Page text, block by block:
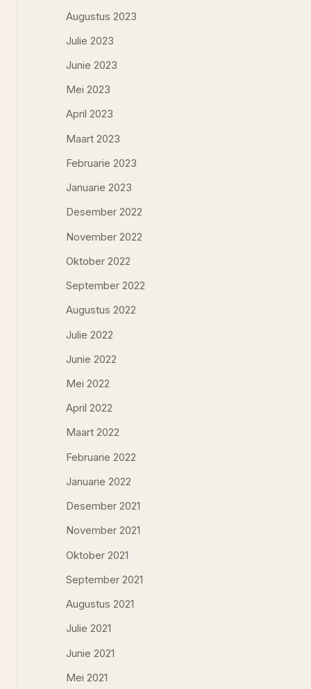
Augustus 2023
Julie 2023
Junie 2023
Mei 2023
April 2023
Maart 2023
Februarie 2023
Januarie 2023
Desember 2022
November 2022
Oktober 2022
September 2022
Augustus 2022
Julie 2022
Junie 2022
Mei 2022
April 2022
Maart 2022
Februarie 2022
Januarie 2022
Desember 2021
November 2021
Oktober 2021
September 2021
Augustus 2021
Julie 2021
Junie 2021
Mei 2021